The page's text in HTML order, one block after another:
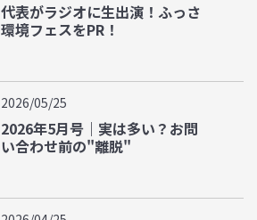
代表がラジオに生出演！ふっさ
環境フェスをPR！
2026/05/25
2026年5月号｜実は多い？お問
い合わせ前の"離脱"